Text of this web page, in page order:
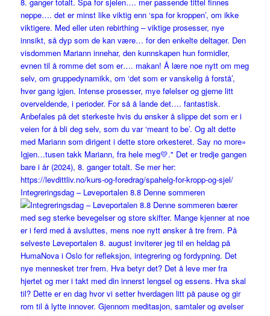
Integreringsdag – Løveportalen 8.8 Denne sommeren